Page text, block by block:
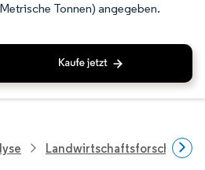
Tonnen) angegeben.
Landwirtschaftsforschung